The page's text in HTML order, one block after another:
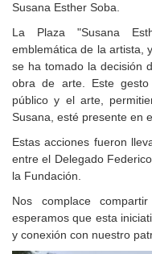
Susana Esther Soba.
La Plaza "Susana
emblemática de la artista,
se ha tomado la decisión
obra de arte. Este
público y el arte,
Susana, esté presente en
Estas acciones fueron
entre el Delegado
la Fundación.
Nos complace
esperamos que esta
y conexión con nuestro